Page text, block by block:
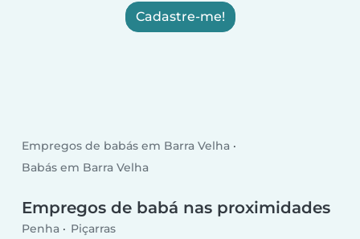
Cadastre-me!
Empregos de babás em Barra Velha
Babás em Barra Velha
Empregos de babá nas proximidades
Penha Piçarras